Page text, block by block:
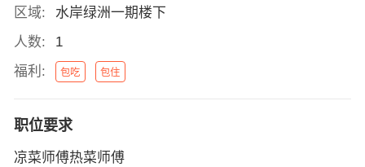
区域:
水岸绿洲一期楼下
人数:
1
福利:
包吃 包住
职位要求
凉菜师傅热菜师傅